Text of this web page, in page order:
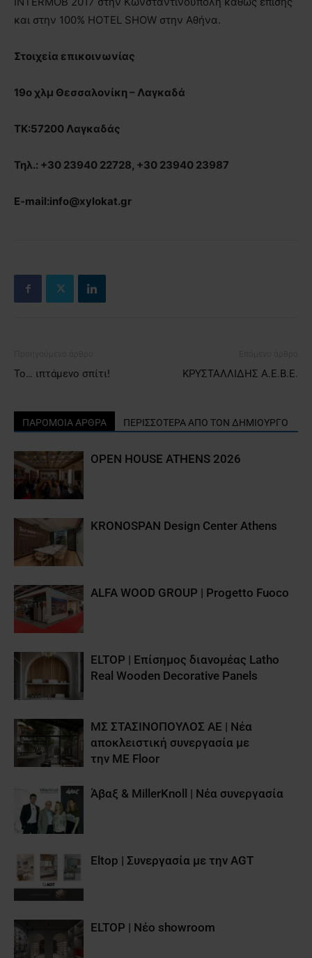
και στην 100% HOTEL SHOW στην Αθήνα.
Στοιχεία επικοινωνίας
19ο χλμ Θεσσαλονίκη – Λαγκαδά
ΤΚ:57200 Λαγκαδάς
Τηλ.: +30 23940 22728, +30 23940 23987
E-mail:info@xylokat.gr
Το… ιπτάμενο σπίτι! ΚΡΥΣΤΑΛΛΙΔΗΣ Α.Ε.Β.Ε.
ΠΑΡΟΜΟΙΑ ΑΡΘΡΑ ΠΕΡΙΣΣΟΤΕΡΑ ΑΠΟ ΤΟΝ ΔΗΜΙΟΥΡΓΟ
OPEN HOUSE ATHENS 2026
KRONOSPAN Design Center Athens
ALFA WOOD GROUP | Progetto Fuoco
ELTOP | Επίσημος διανομέας Latho
Real Wooden Decorative Panels
ΜΣ ΣΤΑΣΙΝΟΠΟΥΛΟΣ ΑΕ | Νέα
αποκλειστική συνεργασία με
την ME Floor
Άβαξ & MillerKnoll | Νέα συνεργασία
Eltop | Συνεργασία με την AGT
ELTOP | Νέο showroom